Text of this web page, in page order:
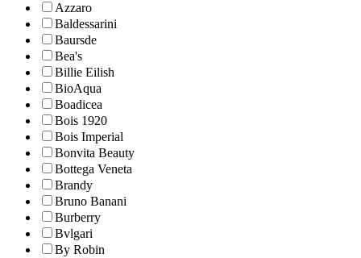
Azzaro
Baldessarini
Baursde
Bea's
Billie Eilish
BioAqua
Boadicea
Bois 1920
Bois Imperial
Bonvita Beauty
Bottega Veneta
Brandy
Bruno Banani
Burberry
Bvlgari
By Robin